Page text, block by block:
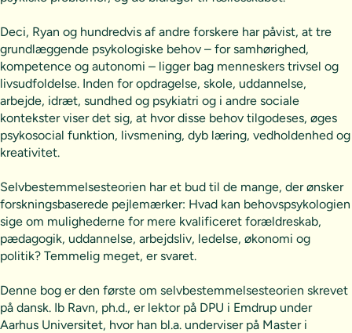
Deci, Ryan og hundredvis af andre forskere har påvist, at tre
grundlæggende psykologiske behov – for samhørighed,
kompetence og autonomi – ligger bag menneskers trivsel og
livsudfoldelse. Inden for opdragelse, skole, uddannelse,
arbejde, idræt, sundhed og psykiatri og i andre sociale
kontekster viser det sig, at hvor disse behov tilgodeses, øges
psykosocial funktion, livsmening, dyb læring, vedholdenhed og
kreativitet.
Selvbestemmelsesteorien har et bud til de mange, der ønsker
forskningsbaserede pejlemærker: Hvad kan behovspsykologien
sige om mulighederne for mere kvalificeret forældreskab,
pædagogik, uddannelse, arbejdsliv, ledelse, økonomi og
politik? Temmelig meget, er svaret.
Denne bog er den første om selvbestemmelsesteorien skrevet
på dansk. Ib Ravn, ph.d., er lektor på DPU i Emdrup under
Aarhus Universitet, hvor han bl.a. underviser på Master i